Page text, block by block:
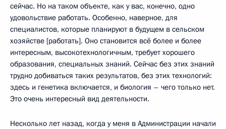
сейчас. Но на таком объекте, как у вас, конечно, одно
удовольствие работать. Особенно, наверное, для
специалистов, которые планируют в будущем в сельском
хозяйстве [работать]. Оно становится всё более и более
интересным, высокотехнологичным, требует хорошего
образования, специальных знаний. Сейчас без этих знаний
трудно добиваться таких результатов, без этих технологий:
здесь и генетика включается, и биология – чего только нет.
Это очень интересный вид деятельности.
Несколько лет назад, когда у меня в Администрации начали